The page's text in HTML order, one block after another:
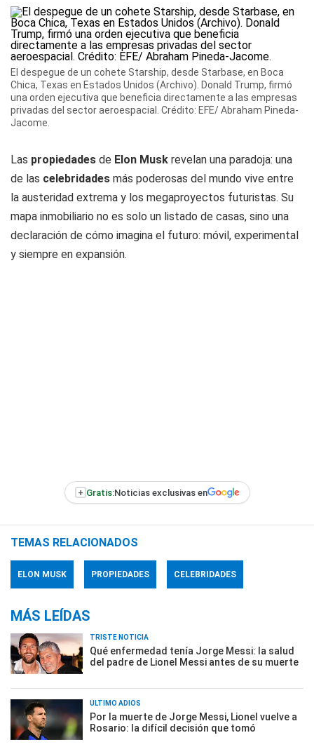
El despegue de un cohete Starship, desde Starbase, en Boca
Chica, Texas en Estados Unidos (Archivo). Donald Trump, firmó
una orden ejecutiva que beneficia directamente a las empresas
privadas del sector aeroespacial. Crédito: EFE/ Abraham Pineda-
Jacome.
Las propiedades de Elon Musk revelan una paradoja: una
de las celebridades más poderosas del mundo vive entre
la austeridad extrema y los megaproyectos futuristas. Su
mapa inmobiliario no es solo un listado de casas, sino una
declaración de cómo imagina el futuro: móvil, experimental
y siempre en expansión.
+ Gratis:Noticias exclusivas en
TEMAS RELACIONADOS
ELON MUSK PROPIEDADES CELEBRIDADES
MÁS LEÍDAS
TRISTE NOTICIA
Qué enfermedad tenía Jorge Messi: la salud
del padre de Lionel Messi antes de su muerte
ÚLTIMO ADIÓS
Por la muerte de Jorge Messi, Lionel vuelve a
Rosario: la difícil decisión que tomó